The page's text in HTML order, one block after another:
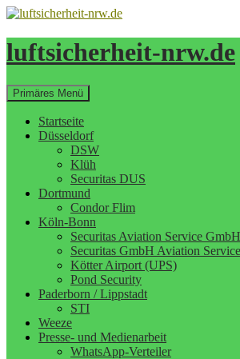
Zum
springen
luftsicherheit-nrw.de
Suchen
Primäres Menü
Startseite
Düsseldorf
DSW
Klüh
Securitas DUS
Dortmund
Condor Flim
Köln-Bonn
Securitas Aviation Service
Securitas GmbH Aviation
Kötter Airport (UPS)
Pond Security
Paderborn / Lippstadt
STI
Weeze
Presse- und Medienarbeit
WhatsApp-Verteiler